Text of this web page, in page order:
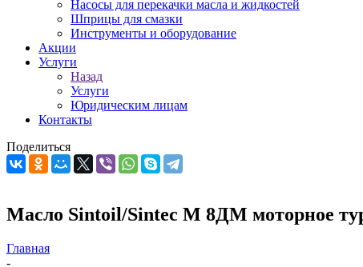
Насосы для перекачки масла и жидкостей
Шприцы для смазки
Инструменты и оборудование
Акции
Услуги
Назад
Услуги
Юридическим лицам
Контакты
Поделиться
Масло Sintoil/Sintec М 8ДМ моторное
Главная
-